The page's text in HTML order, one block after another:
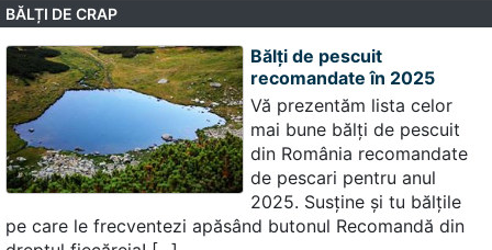
BĂLȚI DE CRAP
Bălți de pescuit
recomandate în 2025
Vă prezentăm lista celor
mai bune bălți de pescuit
din România recomandate
de pescari pentru anul
2025. Susține și tu bălțile
pe care le frecventezi apăsând butonul Recomandă din